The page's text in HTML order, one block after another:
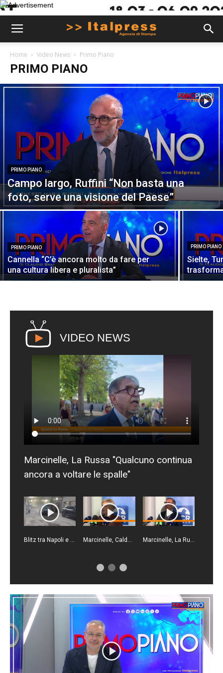
Home Video News Primo Piano
PRIMO PIANO
PRIMO PIANO
Campo largo, Ruffini “Non basta una
foto, serve una visione del Paese”
PRIMO PIANO
Cannella “C’è ancora molto da fare per
una cultura libera e pluralista”
PRIMO PIANO
Sielte,
VIDEO NEWS
Marcinelle, La Russa "Qualcuno continua
ancora a voltare le spalle"